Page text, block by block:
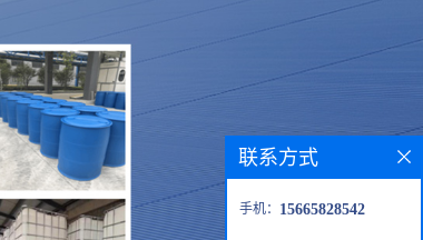
联系方式
手机： 15665828542